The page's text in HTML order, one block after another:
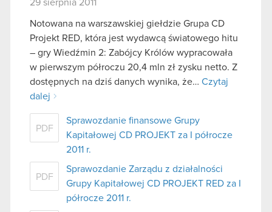
29 sierpnia 2011
Notowana na warszawskiej giełdzie Grupa CD
Projekt RED, która jest wydawcą światowego hitu
– gry Wiedźmin 2: Zabójcy Królów wypracowała
w pierwszym półroczu 20,4 mln zł zysku netto. Z
dostępnych na dziś danych wynika, że… Czytaj
dalej
PDF
Sprawozdanie finansowe Grupy
Kapitałowej CD PROJEKT za I półrocze
2011 r.
PDF
Sprawozdanie Zarządu z działalności
Grupy Kapitałowej CD PROJEKT RED za I
półrocze 2011 r.